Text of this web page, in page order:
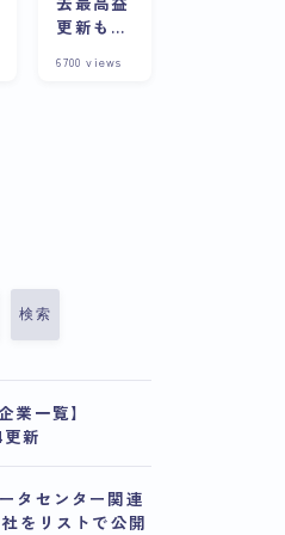
更新も株
落？その
6700 views
検索
業一覧】
新
タセンター関連
をリストで公開